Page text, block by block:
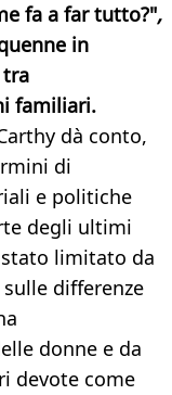
fa a far tutto?",
in
familiari.
dà conto,
di
e politiche
degli ultimi
stato limitato da
differenze
donne e da
devote come